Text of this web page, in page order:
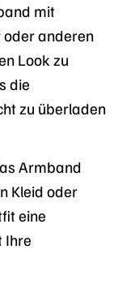
mit
anderen
Look zu
die
zu überladen
Armband
Kleid oder
eine
Ihre